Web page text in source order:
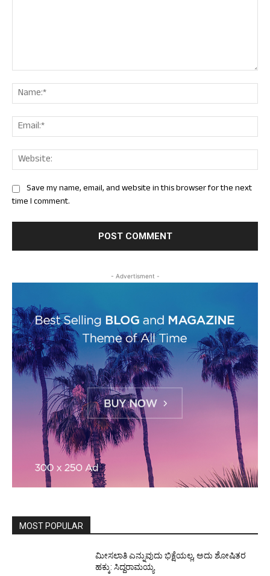
Save my name, email, and website in this browser for the next
time I comment.
- Advertisment -
MOST POPULAR
ಮೀಸಲಾತಿ ಎನ್ನುವುದು ಭಿಕ್ಷೆಯಲ್ಲ, ಅದು ಶೋಷಿತರ
ಹಕ್ಕು: ಸಿದ್ದರಾಮಯ್ಯ